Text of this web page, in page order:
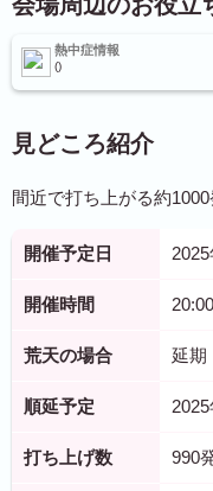
熱中症情報
見どころ紹介
間近で打ち上がる約
開催予定日
開催時間
荒天の場合 延期
順延予定
打ち上げ数 990